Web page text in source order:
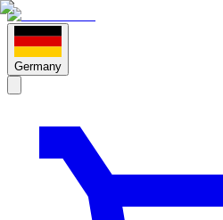
Germany